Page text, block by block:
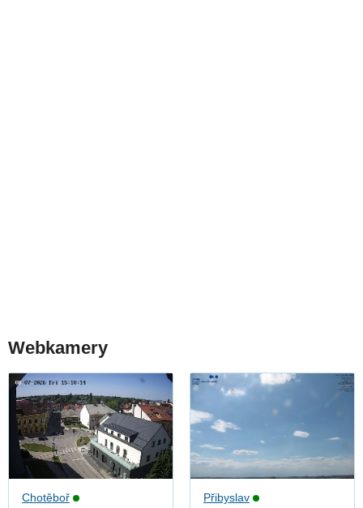
Webkamery
Chotěboř
Přibyslav